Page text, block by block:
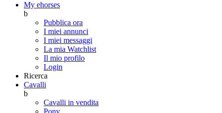
My ehorses
b
Pubblica ora
I miei annunci
I miei messaggi
La mia Watchlist
Il mio profilo
Login
Ricerca
Cavalli
b
Cavalli in vendita
Pony